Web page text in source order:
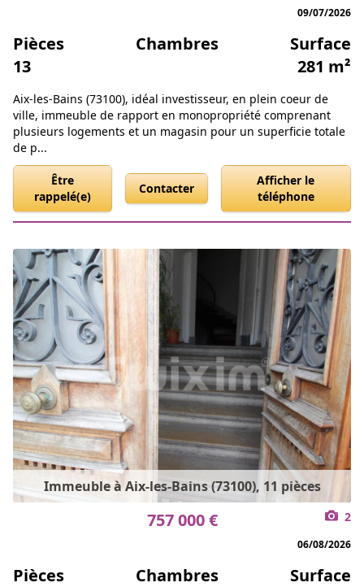
09/07/2026
Pièces
13
Chambres
Surface
281 m²
Aix-les-Bains (73100), idéal investisseur, en plein coeur de
ville, immeuble de rapport en monopropriété comprenant
plusieurs logements et un magasin pour un superficie totale
de p...
Être
rappelé(e)
Contacter
Afficher le
téléphone
Immeuble à Aix-les-Bains (73100), 11 pièces
757 000 € 2
06/08/2026
Pièces
Chambres
Surface